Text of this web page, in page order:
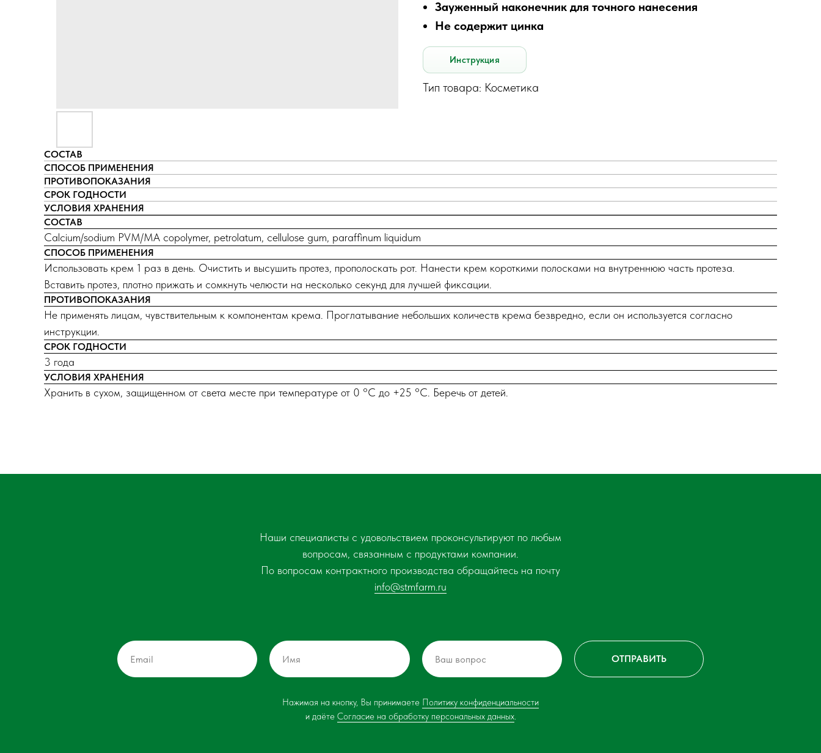
Зауженный наконечник для точного нанесения
Не содержит цинка
Инструкция
Тип товара: Косметика
СОСТАВ
СПОСОБ ПРИМЕНЕНИЯ
ПРОТИВОПОКАЗАНИЯ
СРОК ГОДНОСТИ
УСЛОВИЯ ХРАНЕНИЯ
СОСТАВ
Calcium/sodium PVM/MA copolymer, petrolatum, cellulose gum, paraffinum liquidum
СПОСОБ ПРИМЕНЕНИЯ
Использовать крем 1 раз в день. Очистить и высушить протез, прополоскать рот. Нанести крем короткими полосками на внутреннюю часть протеза.
Вставить протез, плотно прижать и сомкнуть челюсти на несколько секунд для лучшей фиксации.
ПРОТИВОПОКАЗАНИЯ
Не применять лицам, чувствительным к компонентам крема. Проглатывание небольших количеств крема безвредно, если он используется согласно
инструкции.
СРОК ГОДНОСТИ
3 года
УСЛОВИЯ ХРАНЕНИЯ
Хранить в сухом, защищенном от света месте при температуре от 0 °C до +25 °С. Беречь от детей.
Наши специалисты с удовольствием проконсультируют по любым
вопросам, связанным с продуктами компании.
По вопросам контрактного производства обращайтесь на почту
info@stmfarm.ru
ОТПРАВИТЬ
Нажимая на кнопку, Вы принимаете Политику конфиденциальности
и даёте Согласие на обработку персональных данных.